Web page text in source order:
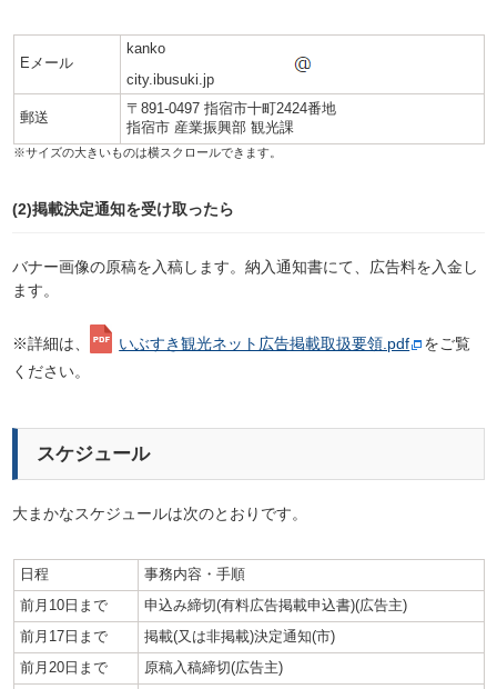
Eメール
kanko
city.ibusuki.jp
郵送
〒891-0497 指宿市十町2424番地
指宿市 産業振興部 観光課
(2)掲載決定通知を受け取ったら
バナー画像の原稿を入稿します。納入通知書にて、広告料を入金し
ます。
※詳細は、 いぶすき観光ネット広告掲載取扱要領.pdf
をご覧
ください。
スケジュール
大まかなスケジュールは次のとおりです。
日程
事務内容・手順
前月10日まで
申込み締切(有料広告掲載申込書)(広告主)
前月17日まで
掲載(又は非掲載)決定通知(市)
前月20日まで
原稿入稿締切(広告主)